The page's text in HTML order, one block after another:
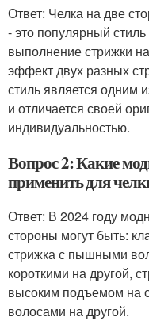
Ответ: Челка на две
- это популярный
выполнение стрижки
эффект двух разных
стиль является одним
и отличается своей
индивидуальностью.
Вопрос 2: Какие
применить для
Ответ: В 2024 году
стороны могут быть:
стрижка с пышными
короткими на другой,
высоким подъемом на
волосами на другой.